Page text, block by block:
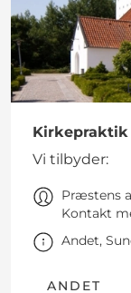
Kirkepraktik
Vi tilbyder:
Præstens
Kontakt
Andet,
ANDET